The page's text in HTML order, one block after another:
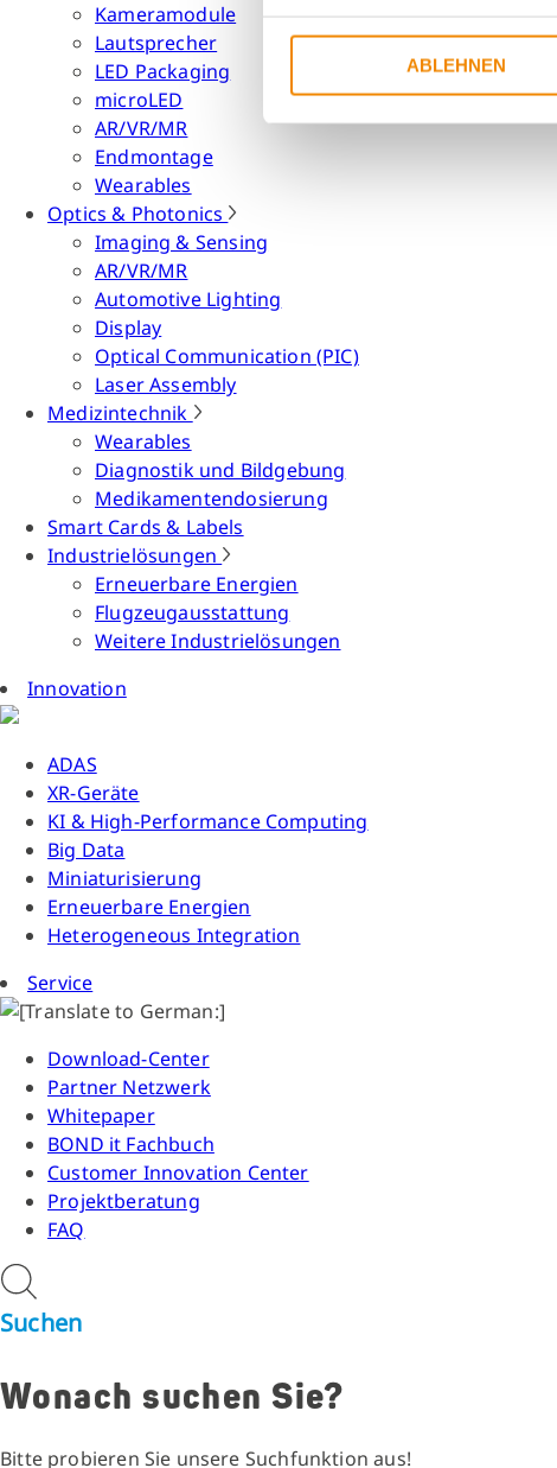
ABLEHNEN
Kameramodule
Lautsprecher
LED Packaging
microLED
AR/VR/MR
Endmontage
Wearables
Optics & Photonics
Imaging & Sensing
AR/VR/MR
Automotive Lighting
Display
Optical Communication (PIC)
Laser Assembly
Medizintechnik
Wearables
Diagnostik und Bildgebung
Medikamentendosierung
Smart Cards & Labels
Industrielösungen
Erneuerbare Energien
Flugzeugausstattung
Weitere Industrielösungen
Innovation
ADAS
XR-Geräte
KI & High-Performance Computing
Big Data
Miniaturisierung
Erneuerbare Energien
Heterogeneous Integration
Service
Download-Center
Partner Netzwerk
Whitepaper
BOND it Fachbuch
Customer Innovation Center
Projektberatung
FAQ
Suchen
Wonach suchen Sie?
Bitte probieren Sie unsere Suchfunktion aus!